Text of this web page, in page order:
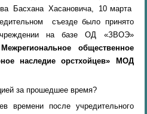
Басхана Хасановича, 10 марта
съезде было принято
на базе ОД «ЗВОЭ»
общественное
наследие орстхойцев»
МОД
за прошедшее время?
времени
после учредительного